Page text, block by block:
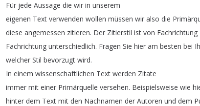
Für jede Aussage die wir in unserem
eigenen Text verwenden wollen müssen wir also die
diese angemessen zitieren. Der Zitierstil ist von Fachrichtung
Fachrichtung unterschiedlich. Fragen Sie hier am besten bei
welcher Stil bevorzugt wird.
In einem wissenschaftlichen Text werden Zitate
immer mit einer Primärquelle versehen. Beispielsweise wie
hinter dem Text mit den Nachnamen der Autoren und dem